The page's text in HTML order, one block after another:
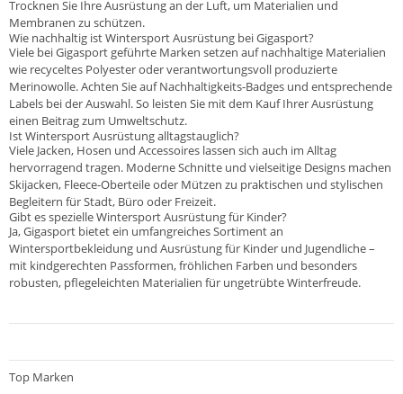
Trocknen Sie Ihre Ausrüstung an der Luft, um Materialien und
Membranen zu schützen.
Wie nachhaltig ist Wintersport Ausrüstung bei Gigasport?
Viele bei Gigasport geführte Marken setzen auf nachhaltige Materialien
wie recyceltes Polyester oder verantwortungsvoll produzierte
Merinowolle. Achten Sie auf Nachhaltigkeits-Badges und entsprechende
Labels bei der Auswahl. So leisten Sie mit dem Kauf Ihrer Ausrüstung
einen Beitrag zum Umweltschutz.
Ist Wintersport Ausrüstung alltagstauglich?
Viele Jacken, Hosen und Accessoires lassen sich auch im Alltag
hervorragend tragen. Moderne Schnitte und vielseitige Designs machen
Skijacken, Fleece-Oberteile oder Mützen zu praktischen und stylischen
Begleitern für Stadt, Büro oder Freizeit.
Gibt es spezielle Wintersport Ausrüstung für Kinder?
Ja, Gigasport bietet ein umfangreiches Sortiment an
Wintersportbekleidung und Ausrüstung für Kinder und Jugendliche –
mit kindgerechten Passformen, fröhlichen Farben und besonders
robusten, pflegeleichten Materialien für ungetrübte Winterfreude.
Top Marken